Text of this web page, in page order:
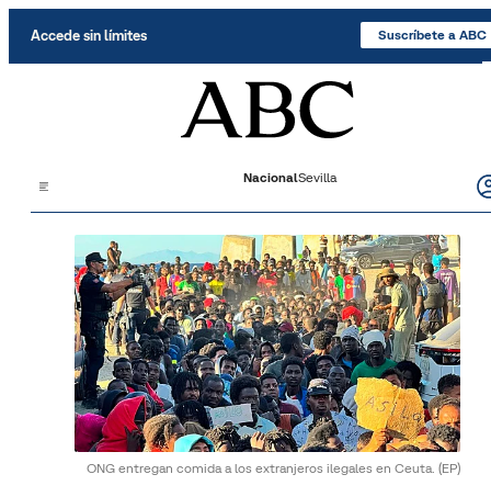
Accede sin límites Suscríbete a ABC
NacionalSevilla
ONG entregan comida a los extranjeros ilegales en Ceuta. (EP)